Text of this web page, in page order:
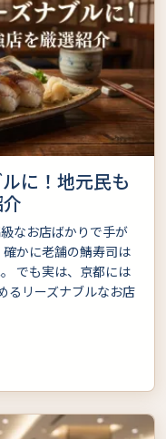
に！地元民も
なお店ばかりで手が
かに老舗の鯖寿司は
でも実は、京都には
るリーズナブルなお店